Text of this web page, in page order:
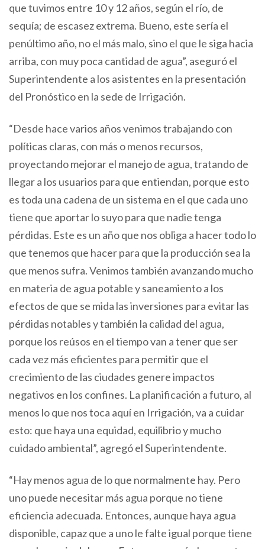
que tuvimos entre 10 y 12 años, según el río, de
sequía; de escasez extrema. Bueno, este sería el
penúltimo año, no el más malo, sino el que le siga hacia
arriba, con muy poca cantidad de agua”, aseguró el
Superintendente a los asistentes en la presentación
del Pronóstico en la sede de Irrigación.
“Desde hace varios años venimos trabajando con
políticas claras, con más o menos recursos,
proyectando mejorar el manejo de agua, tratando de
llegar a los usuarios para que entiendan, porque esto
es toda una cadena de un sistema en el que cada uno
tiene que aportar lo suyo para que nadie tenga
pérdidas. Este es un año que nos obliga a hacer todo lo
que tenemos que hacer para que la producción sea la
que menos sufra. Venimos también avanzando mucho
en materia de agua potable y saneamiento a los
efectos de que se mida las inversiones para evitar las
pérdidas notables y también la calidad del agua,
porque los reúsos en el tiempo van a tener que ser
cada vez más eficientes para permitir que el
crecimiento de las ciudades genere impactos
negativos en los confines. La planificación a futuro, al
menos lo que nos toca aquí en Irrigación, va a cuidar
esto: que haya una equidad, equilibrio y mucho
cuidado ambiental”, agregó el Superintendente.
“Hay menos agua de lo que normalmente hay. Pero
uno puede necesitar más agua porque no tiene
eficiencia adecuada. Entonces, aunque haya agua
disponible, capaz que a uno le falte igual porque tiene